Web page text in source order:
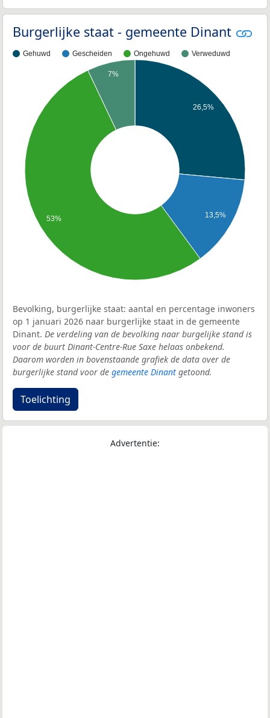
Burgerlijke staat - gemeente Dinant
Gehuwd Gescheiden Ongehuwd Verweduwd
26,5%
13,5%
7%
53%
Bevolking, burgerlijke staat: aantal en percentage inwoners
op 1 januari 2026 naar burgerlijke staat in de gemeente
Dinant. De verdeling van de bevolking naar burgelijke stand is
voor de buurt Dinant-Centre-Rue Saxe helaas onbekend.
Daarom worden in bovenstaande grafiek de data over de
burgerlijke stand voor de gemeente Dinant getoond.
Toelichting
Advertentie: